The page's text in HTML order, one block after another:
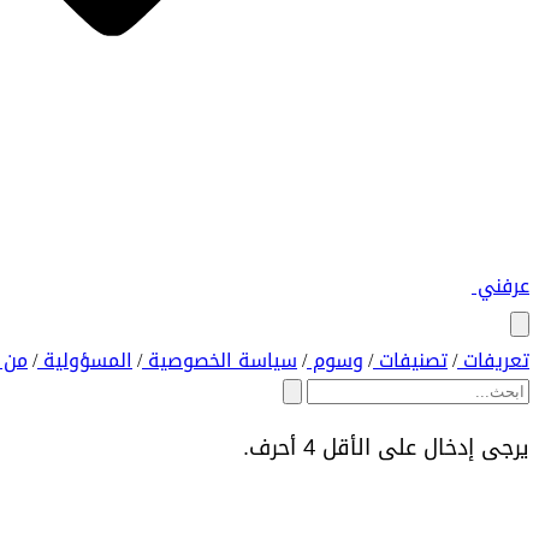
عرفني
تعريفات/ تصنيفات/ وسوم/ سياسة الخصوصية/ المسؤولية/
يرجى إدخال على الأقل 4 أحرف.